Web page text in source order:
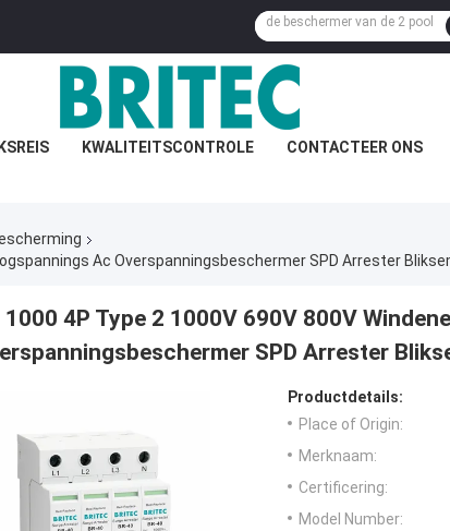
KWALITEITSCONTROLE CONTACTEER ONS
1000 4P Type 2 1000V 690V 800V
SPD Arrester
Productdetails:
Place of Origin:
Merknaam:
Certificering:
Model Number: